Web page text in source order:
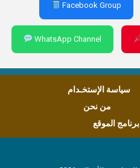
Facebook Group
WhatsApp Channel
سياسة الإستخـدام
من نحن
برنامج الموقع